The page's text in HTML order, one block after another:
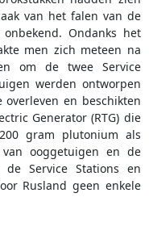
van het falen van de
Ondanks het
men zich meteen na
om de twee Service
werden ontworpen
en beschikten
Generator (RTG) die
gram plutonium als
ooggetuigen en de
Service Stations en
Rusland geen enkele